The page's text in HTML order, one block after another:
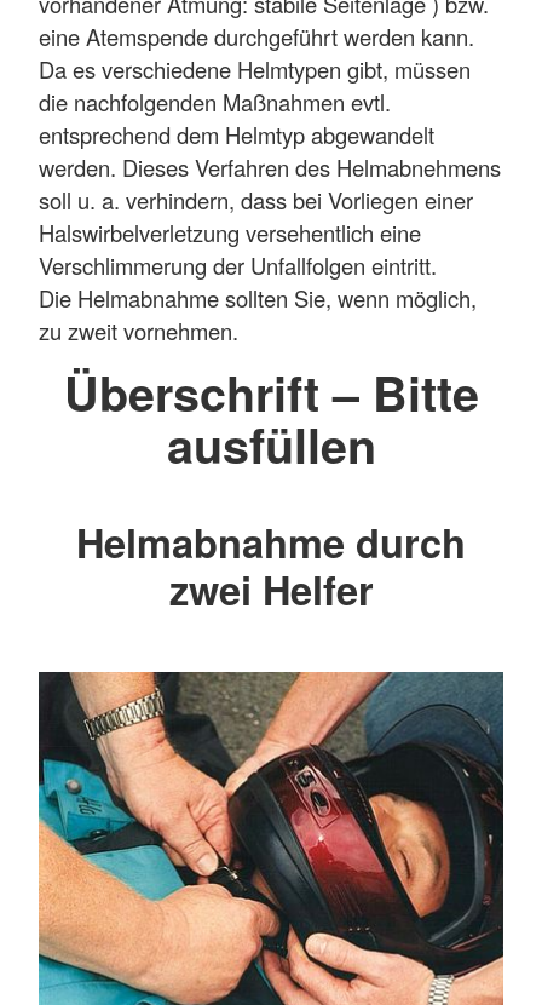
eine Atemspende durchgeführt werden kann.
Da es verschiedene Helmtypen gibt, müssen
die nachfolgenden Maßnahmen evtl.
entsprechend dem Helmtyp abgewandelt
werden. Dieses Verfahren des Helmabnehmens
soll u. a. verhindern, dass bei Vorliegen einer
Halswirbelverletzung versehentlich eine
Verschlimmerung der Unfallfolgen eintritt.
Die Helmabnahme sollten Sie, wenn möglich,
zu zweit vornehmen.
Überschrift – Bitte
ausfüllen
Helmabnahme durch
zwei Helfer